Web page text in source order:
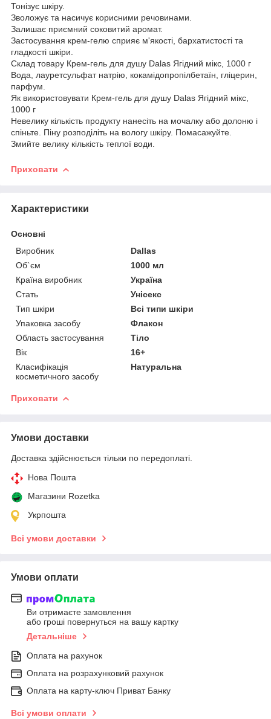
Тонізує шкіру.
Зволожує та насичує корисними речовинами.
Залишає приємний соковитий аромат.
Застосування крем-гелю сприяє м'якості, бархатистості та
гладкості шкіри.
Склад товару Крем-гель для душу Dalas Ягідний мікс, 1000 г
Вода, лауретсульфат натрію, кокамідопропілбетаїн, гліцерин,
парфум.
Як використовувати Крем-гель для душу Dalas Ягідний мікс,
1000 г
Невелику кількість продукту нанесіть на мочалку або долоню і
спіньте. Піну розподіліть на вологу шкіру. Помасажуйте.
Змийте велику кількість теплої води.
Приховати
Характеристики
Основні
Виробник
Dallas
Об`єм
1000 мл
Країна виробник
Україна
Стать
Унісекс
Тип шкіри
Всі типи шкіри
Упаковка засобу
Флакон
Область застосування
Тіло
Вік
16+
Класифікація
косметичного засобу
Натуральна
Приховати
Умови доставки
Доставка здійснюється тільки по передоплаті.
Нова Пошта
Магазини Rozetka
Укрпошта
Всі умови доставки
Умови оплати
Ви отримаєте замовлення
або гроші повернуться на вашу картку
Детальніше
Оплата на рахунок
Оплата на розрахунковий рахунок
Оплата на карту-ключ Приват Банку
Всі умови оплати